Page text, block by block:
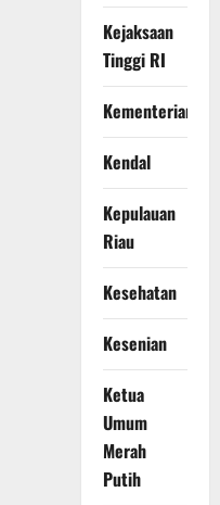
Kejaksaan
Tinggi RI
Kementerian
Kendal
Kepulauan
Riau
Kesehatan
Kesenian
Ketua
Umum
Merah
Putih